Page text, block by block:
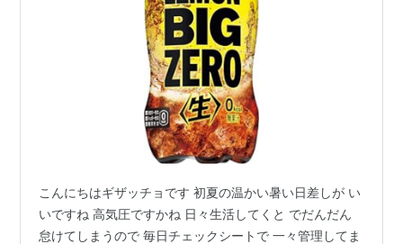
こんにちはギザッチョです 初夏の温かい暑い日差しが い
いですね 高気圧ですかね 日々生活してくと でだんだん
怠けてしまうので 毎日チェックシートで 一々管理してま